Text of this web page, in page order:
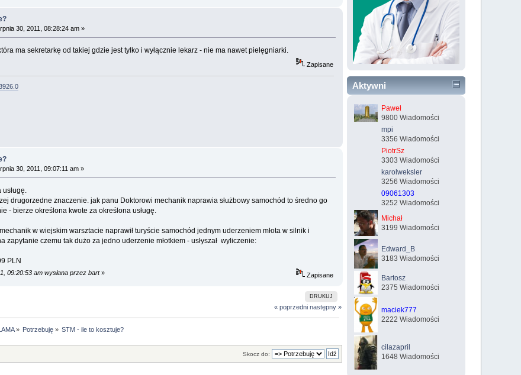
30, 2011, 08:28:24 am »
ma sekretarkę od takiej gdzie jest tylko i wyłącznie lekarz - nie ma nawet pielęgniarki.
Zapisane
30, 2011, 09:07:11 am »
drugorzedne znaczenie. jak panu Doktorowi mechanik naprawia służbowy samochód to średno go
- bierze określona kwote za określona usługę.
w wiejskim warsztacie naprawił turyście samochód jednym uderzeniem młota w silnik i
zapytanie czemu tak dużo za jedno uderzenie młotkiem - usłyszał wyliczenie:
PLN
09:20:53 am wysłana przez bart» Zapisane
DRUKUJ
« poprzedni następny »
» Potrzebuję » STM - ile to kosztuje?
Skocz do:
Aktywni
Paweł
9800 Wiadomości
mpi
3356 Wiadomości
PiotrSz
3303 Wiadomości
karolweksler
3256 Wiadomości
09061303
3252 Wiadomości
Michał
3199 Wiadomości
Edward_B
3183 Wiadomości
Bartosz
2375 Wiadomości
maciek777
2222 Wiadomości
cilazapril
1648 Wiadomości